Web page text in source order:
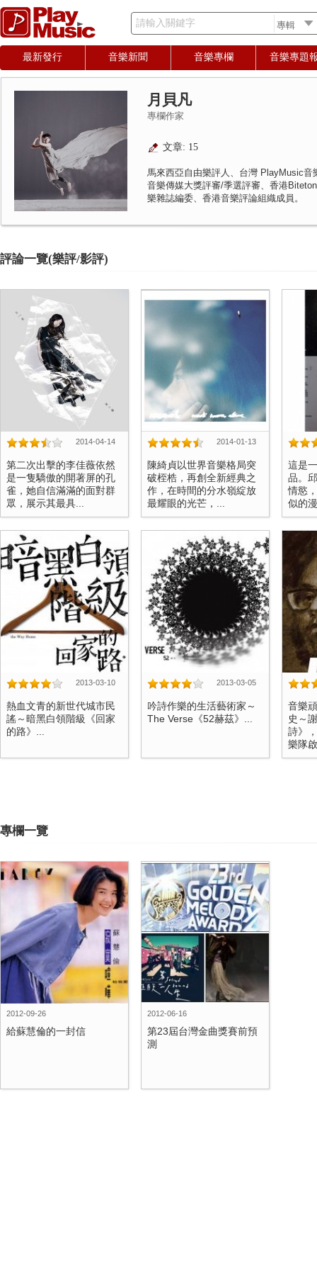
請輸入關鍵字
最新發行 音樂新聞 音樂專欄 音樂專題
月貝凡
專欄作家
文章: 15
馬來西亞自由樂評人、台灣 PlayMusic
音樂傳媒大獎評審/季選評審、香港
樂雜誌編委、香港音樂評論組織成員。
評論一覽(樂評/影評)
2014-04-14
第二次出擊的李佳薇依然
是一隻驕傲的開著屏的孔
雀，她自信滿滿的面對群
眾，展示其最具...
2014-01-13
陳綺貞以世界音樂格局突
破桎梏，再創全新經典之
作，在時間的分水嶺綻放
最耀眼的光芒，...
這是
品。
情慾
似的
2013-03-10
熱血文青的新世代城市民
謠～暗黑白領階級《回家
的路》...
2013-03-05
吟詩作樂的生活藝術家～
The Verse《52赫茲》...
音樂
史～
詩》
樂隊
專欄一覽
2012-09-26
給蘇慧倫的一封信
2012-06-16
第23屆台灣金曲獎賽前預
測